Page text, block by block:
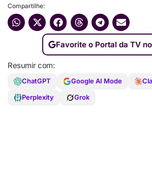
Compartilhe:
Favorite o Portal da TV
Resumir com:
ChatGPT Google AI Mode
Perplexity
Grok